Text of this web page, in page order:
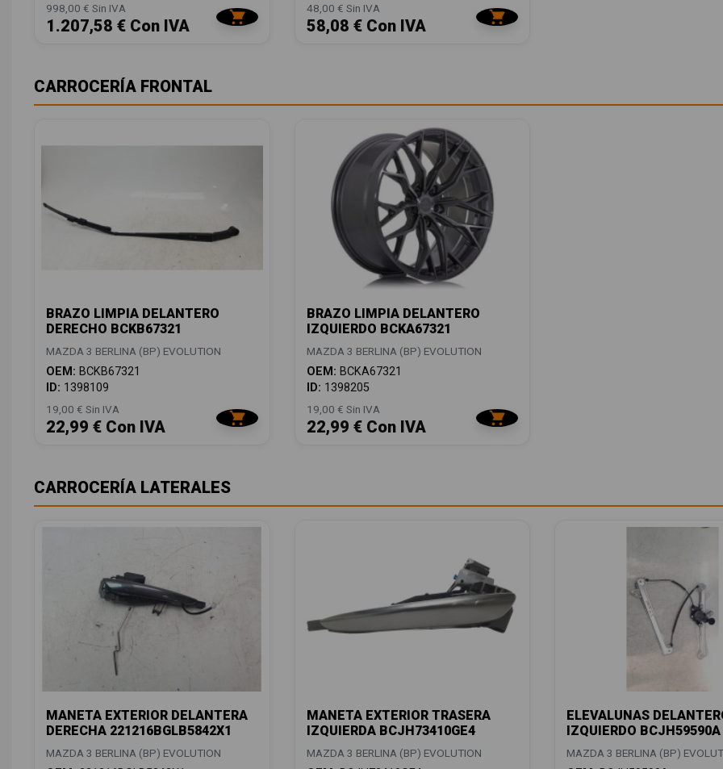
998,00 € Sin IVA
1.207,58 € Con IVA
48,00 € Sin IVA
58,08 € Con IVA
CARROCERÍA FRONTAL
BRAZO LIMPIA DELANTERO
DERECHO BCKB67321
MAZDA 3 BERLINA (BP) EVOLUTION
OEM: BCKB67321
ID: 1398109
19,00 € Sin IVA
22,99 € Con IVA
BRAZO LIMPIA DELANTERO
IZQUIERDO BCKA67321
MAZDA 3 BERLINA (BP) EVOLUTION
OEM: BCKA67321
ID: 1398205
19,00 € Sin IVA
22,99 € Con IVA
CARROCERÍA LATERALES
MANETA EXTERIOR DELANTERA
DERECHA 221216BGLB5842X1
MAZDA 3 BERLINA (BP) EVOLUTION
MANETA EXTERIOR TRASERA
IZQUIERDA BCJH73410GE4
MAZDA 3 BERLINA (BP) EVOLUTION
ELEVALUNAS
IZQUIERDO BCJH59590A
MAZDA 3 BERLINA (BP)